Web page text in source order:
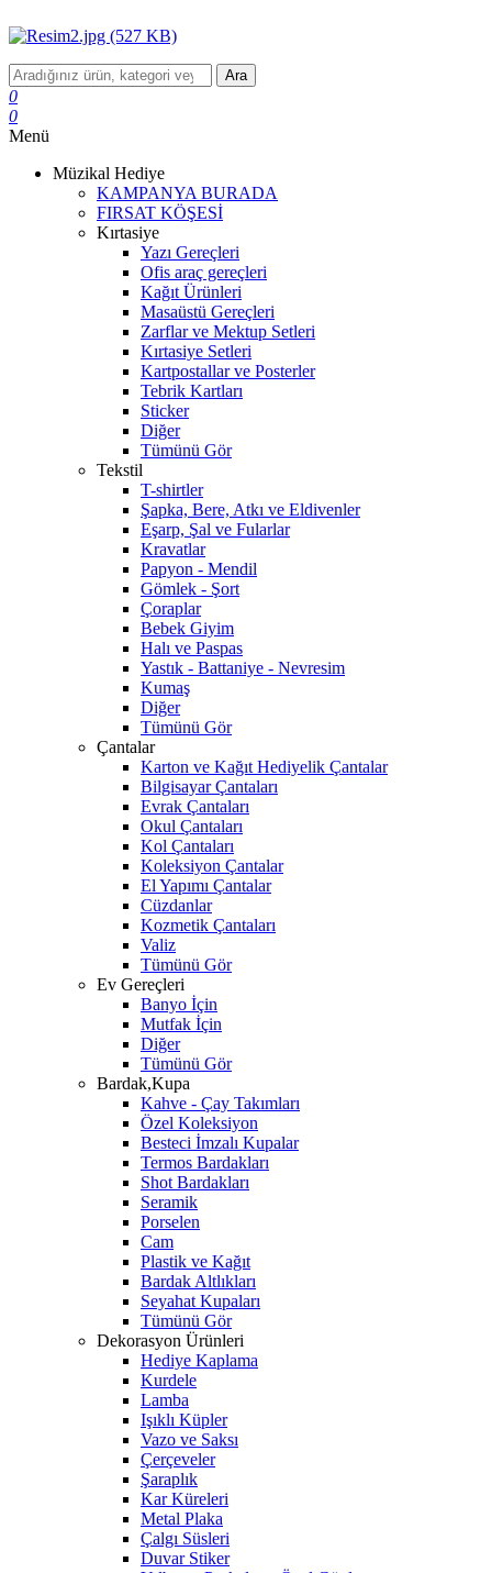
Ara
0
0
Menü
Müzikal Hediye
KAMPANYA BURADA
FIRSAT KÖŞESİ
Kırtasiye
Yazı Gereçleri
Ofis araç gereçleri
Kağıt Ürünleri
Masaüstü Gereçleri
Zarflar ve Mektup Setleri
Kırtasiye Setleri
Kartpostallar ve Posterler
Tebrik Kartları
Sticker
Diğer
Tümünü Gör
Tekstil
T-shirtler
Şapka, Bere, Atkı ve Eldivenler
Eşarp, Şal ve Fularlar
Kravatlar
Papyon - Mendil
Gömlek - Şort
Çoraplar
Bebek Giyim
Halı ve Paspas
Yastık - Battaniye - Nevresim
Kumaş
Diğer
Tümünü Gör
Çantalar
Karton ve Kağıt Hediyelik Çantalar
Bilgisayar Çantaları
Evrak Çantaları
Okul Çantaları
Kol Çantaları
Koleksiyon Çantalar
El Yapımı Çantalar
Cüzdanlar
Kozmetik Çantaları
Valiz
Tümünü Gör
Ev Gereçleri
Banyo İçin
Mutfak İçin
Diğer
Tümünü Gör
Bardak,Kupa
Kahve - Çay Takımları
Özel Koleksiyon
Besteci İmzalı Kupalar
Termos Bardakları
Shot Bardakları
Seramik
Porselen
Cam
Plastik ve Kağıt
Bardak Altlıkları
Seyahat Kupaları
Tümünü Gör
Dekorasyon Ürünleri
Hediye Kaplama
Kurdele
Lamba
Işıklı Küpler
Vazo ve Saksı
Çerçeveler
Şaraplık
Kar Küreleri
Metal Plaka
Çalgı Süsleri
Duvar Stiker